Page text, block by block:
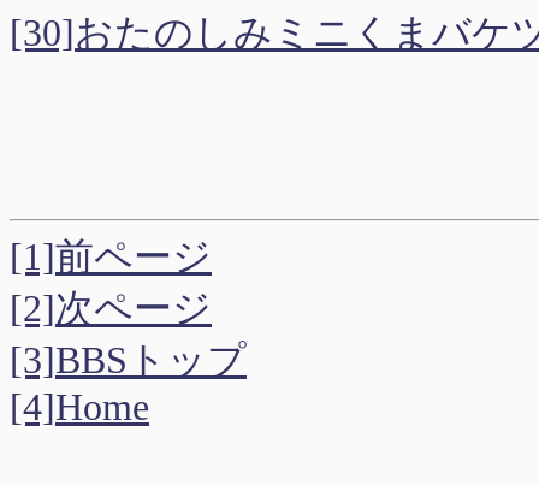
[30]おたのしみミニくまバケ
[1]前ページ
[2]次ページ
[3]BBSトップ
[4]Home